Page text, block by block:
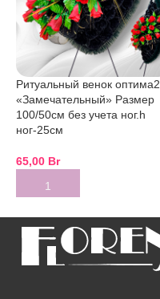
Ритуальный венок оптима2
«Замечательный» Размер
100/50см без учета ног.h
ног-25см
65,00 Br